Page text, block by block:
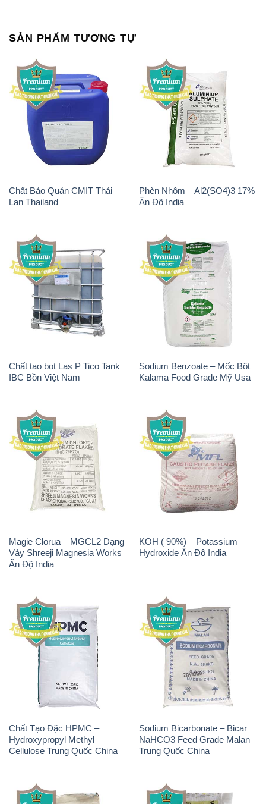
Chất Bảo Quản CMIT Thái
Lan Thailand
Phèn Nhôm – Al2(SO4)3 17%
Ấn Độ India
Chất tạo bọt Las P Tico Tank
IBC Bồn Việt Nam
Sodium Benzoate – Mốc Bột
Kalama Food Grade Mỹ Usa
Magie Clorua – MGCL2 Dạng
Vảy Shreeji Magnesia Works
Ấn Độ India
KOH ( 90%) – Potassium
Hydroxide Ấn Độ India
Chất Tạo Đặc HPMC –
Hydroxypropyl Methyl
Cellulose Trung Quốc China
Sodium Bicarbonate – Bicar
NaHCO3 Feed Grade Malan
Trung Quốc China